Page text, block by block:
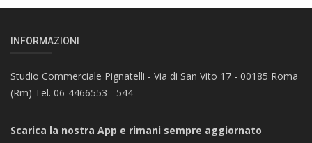
INFORMAZIONI
Studio Commerciale Pignatelli - Via di San Vito 17 - 00185 Roma
(Rm) Tel. 06-4466553 - 544
Scarica la nostra App e rimani sempre aggiornato